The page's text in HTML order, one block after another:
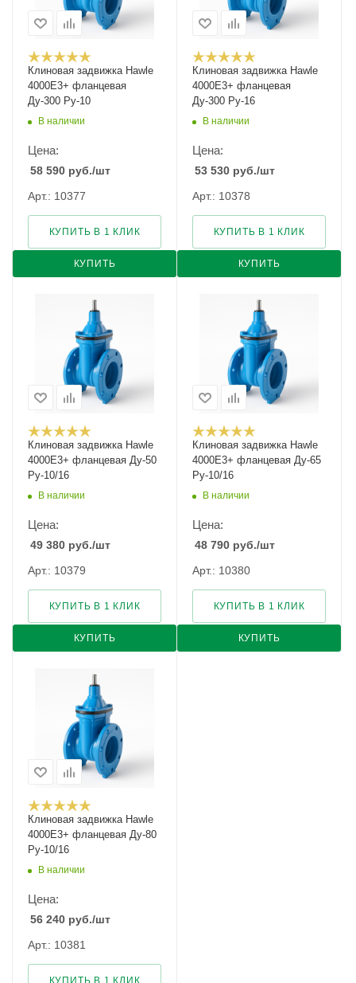
Клиновая задвижка Hawle
4000E3+ фланцевая
Ду-300 Ру-10
В наличии
Цена:
58 590 руб./шт
Арт.: 10377
КУПИТЬ
КУПИТЬ В 1 КЛИК
Клиновая задвижка Hawle
4000E3+ фланцевая
Ду-300 Ру-16
В наличии
Цена:
53 530 руб./шт
Арт.: 10378
КУПИТЬ
КУПИТЬ В 1 КЛИК
Клиновая задвижка Hawle
4000E3+ фланцевая Ду-50
Ру-10/16
В наличии
Цена:
49 380 руб./шт
Арт.: 10379
КУПИТЬ
КУПИТЬ В 1 КЛИК
Клиновая задвижка Hawle
4000E3+ фланцевая Ду-65
Ру-10/16
В наличии
Цена:
48 790 руб./шт
Арт.: 10380
КУПИТЬ
КУПИТЬ В 1 КЛИК
Клиновая задвижка Hawle
4000E3+ фланцевая Ду-80
Ру-10/16
В наличии
Цена:
56 240 руб./шт
Арт.: 10381
КУПИТЬ В 1 КЛИК